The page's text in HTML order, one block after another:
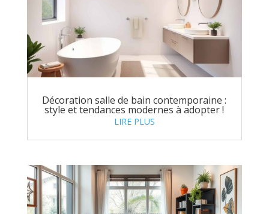
Décoration salle de bain contemporaine :
style et tendances modernes à adopter !
LIRE PLUS